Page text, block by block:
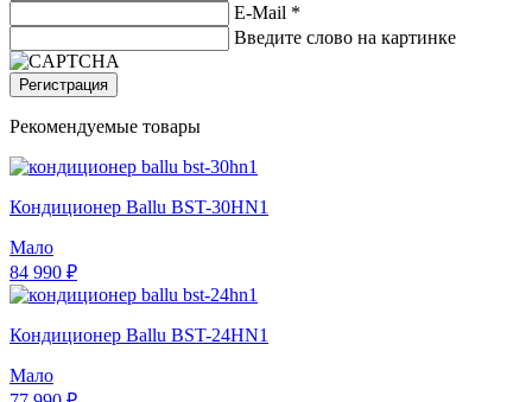
E-Mail *
Введите слово на картинке
Регистрация
Рекомендуемые товары
Кондиционер Ballu BST-30HN1
Мало
84 990 ₽
Кондиционер Ballu BST-24HN1
Мало